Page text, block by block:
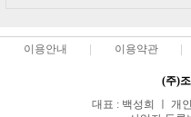
이용안내 이용약관
(주)
대표 : 백성희 ㅣ 개